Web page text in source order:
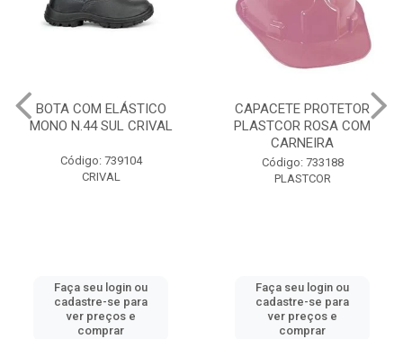
BOTA COM ELÁSTICO
MONO N.44 SUL CRIVAL
Código: 739104
CRIVAL
Faça seu login ou
cadastre-se para
ver preços e
comprar
CAPACETE PROTETOR
PLASTCOR ROSA COM
CARNEIRA
Código: 733188
PLASTCOR
Faça seu login ou
cadastre-se para
ver preços e
comprar